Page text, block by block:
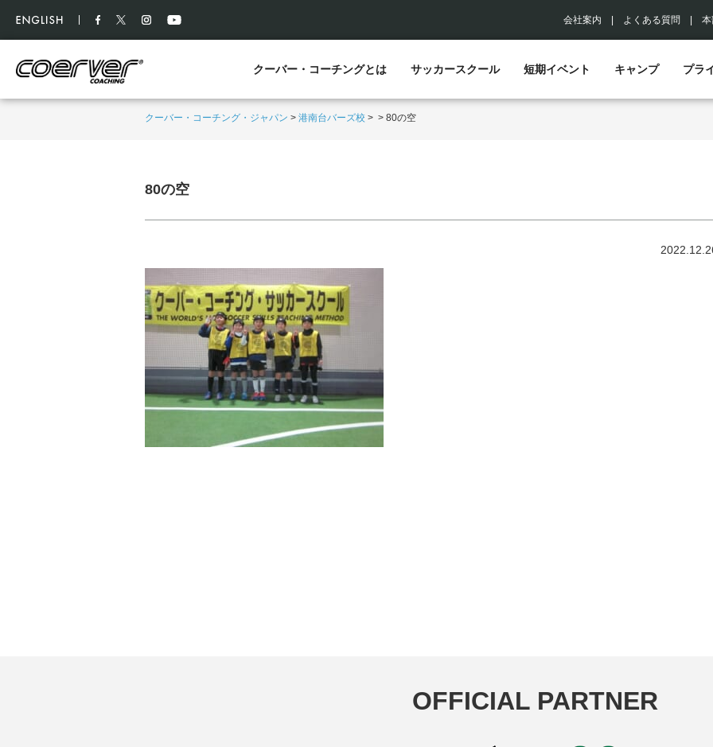
会社案内 よくある質問
クーバー・コーチングとは サッカースクール 短期イベント キャンプ プラ
クーバー・コーチング・ジャパン > 港南台バーズ校 > > 80の空
80の空
OFFICIAL PARTNER